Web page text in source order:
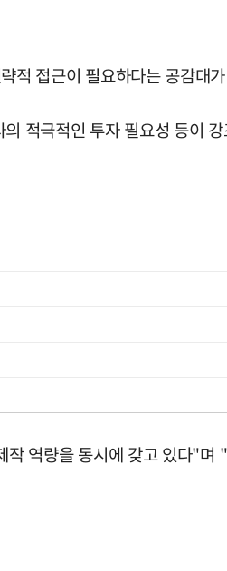
적 접근이 필요하다는 공감대
적극적인 투자 필요성 등이
역량을 동시에 갖고 있다"며